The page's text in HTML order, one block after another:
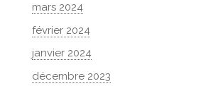
mars 2024
février 2024
janvier 2024
décembre 2023